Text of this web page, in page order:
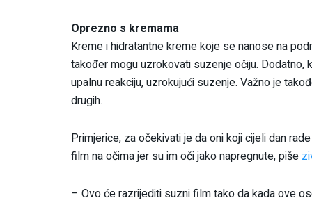
Oprezno s kremama
Kreme i hidratantne kreme koje se nanose na
također mogu uzrokovati suzenje očiju.
upalnu reakciju, uzrokujući suzenje. Važno je
drugih.
Primjerice, za očekivati je da oni koji cijeli dan
film na očima jer su im oči jako napregnute, piše
– Ovo će razrijediti suzni film tako da kada ove